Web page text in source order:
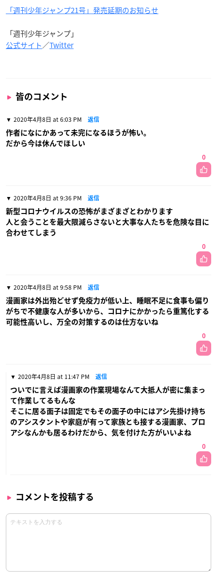
「週刊少年ジャンプ21号」発売延期のお知らせ
「週刊少年ジャンプ」
公式サイト／Twitter
皆のコメント
2020年4月8日 at 6:03 PM 返信
作者になにかあって未完になるほうが怖い。
だから今は休んでほしい
0
2020年4月8日 at 9:36 PM 返信
新型コロナウイルスの恐怖がまざまざとわかります
人と会うことを最大限減らさないと大事な人たちを危険な目に
合わせてしまう
0
2020年4月8日 at 9:58 PM 返信
漫画家は外出殆どせず免疫力が低い上、睡眠不足に食事も偏り
がちで不健康な人が多いから、コロナにかかったら重篤化する
可能性高いし、万全の対策するのは仕方ないね
0
2020年4月8日 at 11:47 PM 返信
ついでに言えば漫画家の作業現場なんて大抵人が密に集まっ
て作業してるもんな
そこに居る面子は固定でもその面子の中にはアシ先掛け持ち
のアシスタントや家庭が有って家族とも接する漫画家、プロ
アシなんかも居るわけだから、気を付けた方がいいよね
0
コメントを投稿する